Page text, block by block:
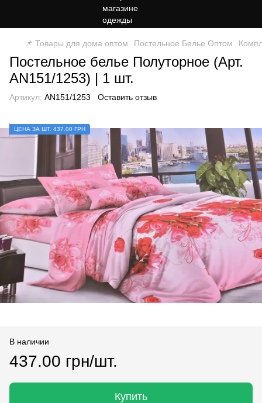
📌 Товары для дома оптом Постельное Белье Оптом
Постельное белье Полуторное (Арт.
AN151/1253) | 1 шт.
Артикул: AN151/1253 Оставить отзыв
ЦЕНА ЗА ШТ. 437.00 ГРН
В наличии
437.00 грн/шт.
Купить